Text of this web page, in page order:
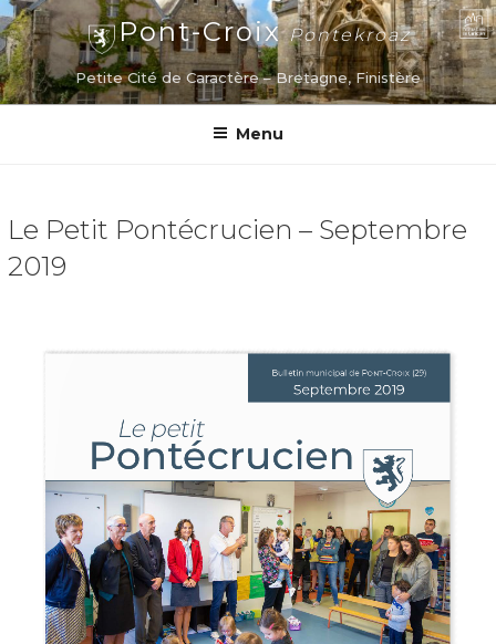
Aller
au
contenu
principal
Pont-CroixPontekroaz
Petite Cité de Caractère – Bretagne, Finistère
Menu
Le Petit Pontécrucien – Septembre
2019